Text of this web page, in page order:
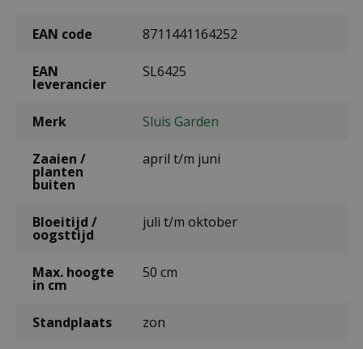
EAN code 8711441164252
EAN
leverancier
SL6425
Merk Sluis Garden
Zaaien /
planten
buiten
april t/m juni
Bloeitijd /
oogsttijd
juli t/m oktober
Max. hoogte
in cm
50 cm
Standplaats zon